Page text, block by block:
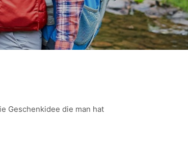
Geschenkidee die man hat